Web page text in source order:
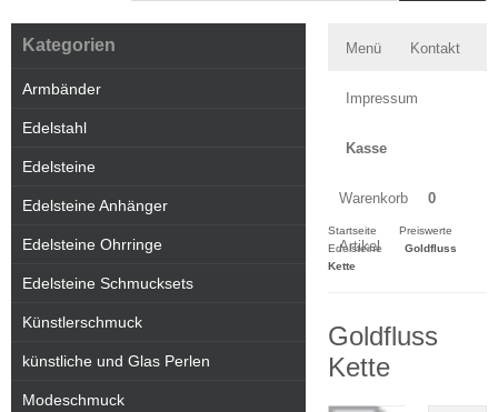
Menü Kontakt
Impressum
Kasse
Warenkorb 0
Artikel
Startseite
Preiswerte
Edelsteine
Goldfluss
Kette
Goldfluss
Kette
Kategorien
Armbänder
Edelstahl
Edelsteine
Edelsteine Anhänger
Edelsteine Ohrringe
Edelsteine Schmucksets
Künstlerschmuck
künstliche und Glas Perlen
Modeschmuck